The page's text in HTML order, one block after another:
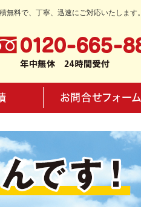
料で、丁寧、迅速にご対応いたします。
お問合せフォーム